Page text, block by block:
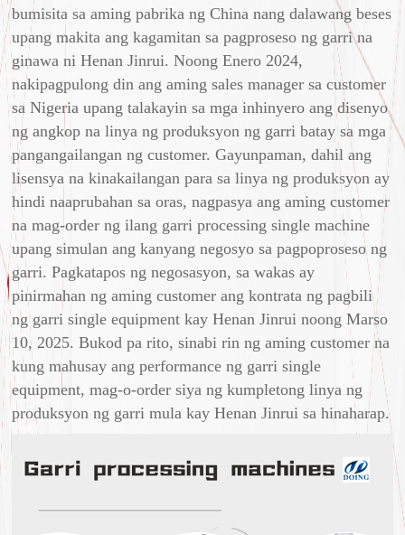
bumisita sa aming pabrika ng China nang dalawang beses
upang makita ang kagamitan sa pagproseso ng garri na
ginawa ni Henan Jinrui. Noong Enero 2024,
nakipagpulong din ang aming sales manager sa customer
sa Nigeria upang talakayin sa mga inhinyero ang disenyo
ng angkop na linya ng produksyon ng garri batay sa mga
pangangailangan ng customer. Gayunpaman, dahil ang
lisensya na kinakailangan para sa linya ng produksyon ay
hindi naaprubahan sa oras, nagpasya ang aming customer
na mag-order ng ilang garri processing single machine
upang simulan ang kanyang negosyo sa pagpoproseso ng
garri. Pagkatapos ng negosasyon, sa wakas ay
pinirmahan ng aming customer ang kontrata ng pagbili
ng garri single equipment kay Henan Jinrui noong Marso
10, 2025. Bukod pa rito, sinabi rin ng aming customer na
kung mahusay ang performance ng garri single
equipment, mag-o-order siya ng kumpletong linya ng
produksyon ng garri mula kay Henan Jinrui sa hinaharap.